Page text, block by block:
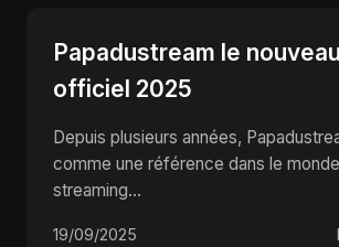
Papadustream le
officiel 2025
Depuis plusieurs années,
comme une référence dans le
streaming...
19/09/2025